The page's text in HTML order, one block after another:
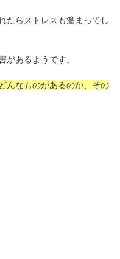
たらストレスも溜まってし
があるようです。
んなものがあるのか、その